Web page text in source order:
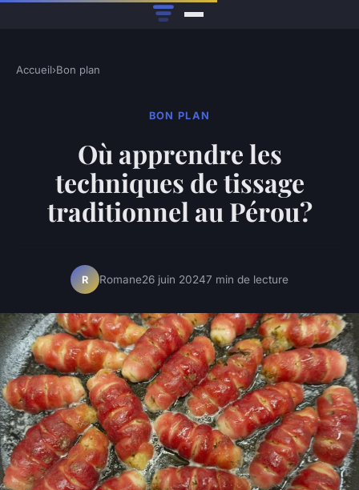
Accueil›Bon plan
BON PLAN
Où apprendre les
techniques de tissage
traditionnel au Pérou?
R Romane26 juin 20247 min de lecture